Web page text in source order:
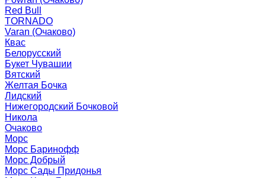
Red Bull
TORNADO
Varan (Очаково)
Квас
Белорусский
Букет Чувашии
Вятский
Желтая Бочка
Лидский
Нижегородский Бочковой
Никола
Очаково
Морс
Морс Баринофф
Морс Добрый
Морс Сады Придонья